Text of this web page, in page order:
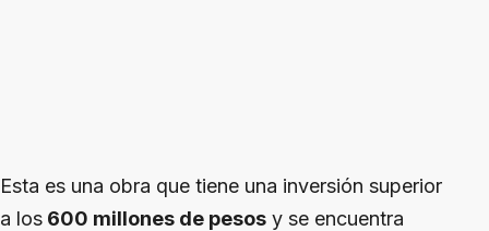
Esta es una obra que tiene una inversión superior
a los 600 millones de pesos y se encuentra